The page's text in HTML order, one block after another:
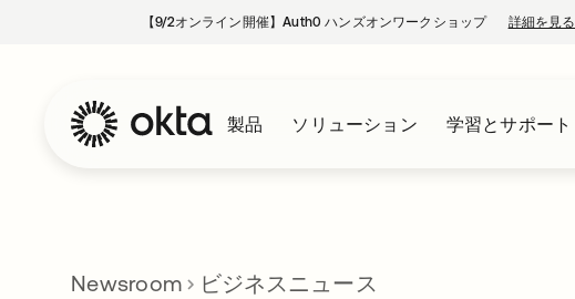
【9/2オンライン開催】Auth0 ハンズオンワークショップ 詳細を見る
製品 ソリューション 学習とサポート
Newsroom ビジネスニュース